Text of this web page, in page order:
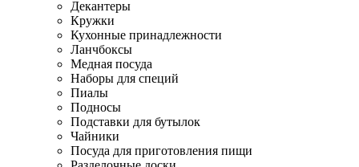
Декантеры
Кружки
Кухонные принадлежности
Ланчбоксы
Медная посуда
Наборы для специй
Пиалы
Подносы
Подставки для бутылок
Чайники
Посуда для приготовления пищи